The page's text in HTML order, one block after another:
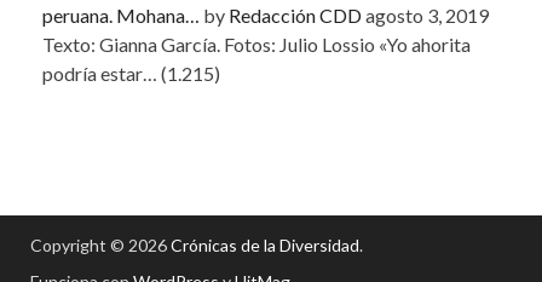
peruana. Mohana… by Redacción CDDagosto 3, 2019
Texto: Gianna García. Fotos: Julio Lossio «Yo ahorita
podría estar… (1.215)
Copyright © 2026Crónicas de la Diversidad.